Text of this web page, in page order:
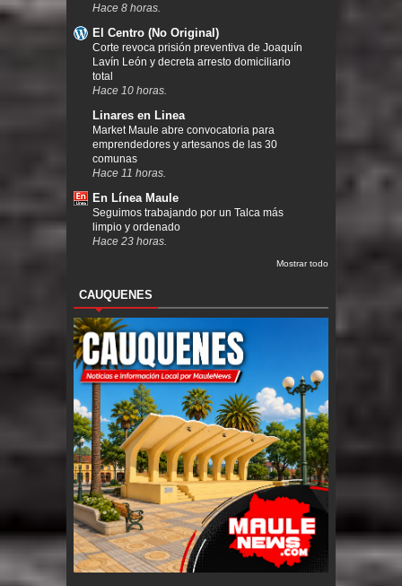
Hace 8 horas.
El Centro (No Original)
Corte revoca prisión preventiva de Joaquín
Lavín León y decreta arresto domiciliario
total
Hace 10 horas.
Linares en Linea
Market Maule abre convocatoria para
emprendedores y artesanos de las 30
comunas
Hace 11 horas.
En Línea Maule
Seguimos trabajando por un Talca más
limpio y ordenado
Hace 23 horas.
Mostrar todo
CAUQUENES